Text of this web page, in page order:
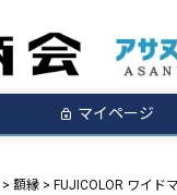
マイページ
額縁 FUJICOLOR ワイド